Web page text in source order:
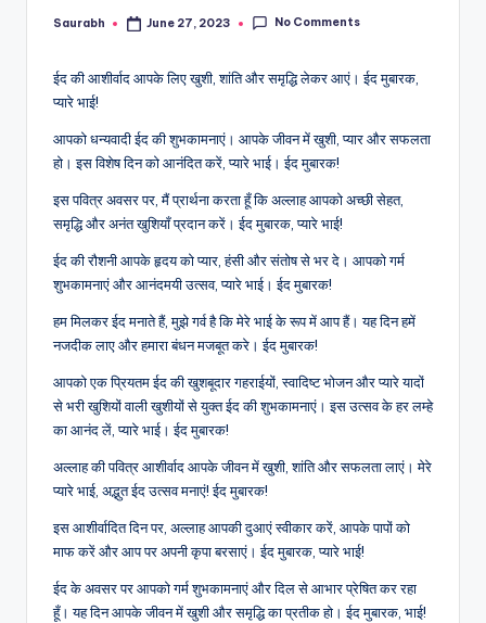
Posted
Saurabh June 27, 2023 No Comments
ईद की आशीर्वाद आपके लिए खुशी, शांति और समृद्धि लेकर आएं। ईद मुबारक,
प्यारे भाई!
आपको धन्यवादी ईद की शुभकामनाएं। आपके जीवन में खुशी, प्यार और सफलता
हो। इस विशेष दिन को आनंदित करें, प्यारे भाई। ईद मुबारक!
इस पवित्र अवसर पर, मैं प्रार्थना करता हूँ कि अल्लाह आपको अच्छी सेहत,
समृद्धि और अनंत खुशियाँ प्रदान करें। ईद मुबारक, प्यारे भाई!
ईद की रौशनी आपके हृदय को प्यार, हंसी और संतोष से भर दे। आपको गर्म
शुभकामनाएं और आनंदमयी उत्सव, प्यारे भाई। ईद मुबारक!
हम मिलकर ईद मनाते हैं, मुझे गर्व है कि मेरे भाई के रूप में आप हैं। यह दिन हमें
नजदीक लाए और हमारा बंधन मजबूत करे। ईद मुबारक!
आपको एक प्रियतम ईद की खुशबूदार गहराईयों, स्वादिष्ट भोजन और प्यारे यादों
से भरी खुशियों वाली खुशीयों से युक्त ईद की शुभकामनाएं। इस उत्सव के हर लम्हे
का आनंद लें, प्यारे भाई। ईद मुबारक!
अल्लाह की पवित्र आशीर्वाद आपके जीवन में खुशी, शांति और सफलता लाएं। मेरे
प्यारे भाई, अद्भुत ईद उत्सव मनाएं! ईद मुबारक!
इस आशीर्वादित दिन पर, अल्लाह आपकी दुआएं स्वीकार करें, आपके पापों को
माफ करें और आप पर अपनी कृपा बरसाएं। ईद मुबारक, प्यारे भाई!
ईद के अवसर पर आपको गर्म शुभकामनाएं और दिल से आभार प्रेषित कर रहा
हूँ। यह दिन आपके जीवन में खुशी और समृद्धि का प्रतीक हो। ईद मुबारक, भाई!